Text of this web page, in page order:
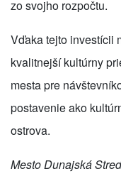
zo svojho rozpočtu.
Vďaka tejto investícii
kvalitnejší kultúrny
mesta pre
postavenie ako
ostrova.
Mesto Dunajská